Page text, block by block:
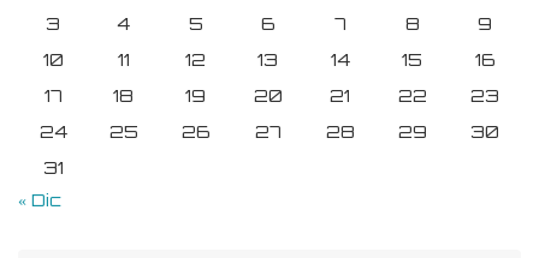
3
4 5 6 7 8
9
10
11 12 13 14 15
16
17
18 19 20 21 22
23
24
25 26 27 28 29
30
31
« Dic